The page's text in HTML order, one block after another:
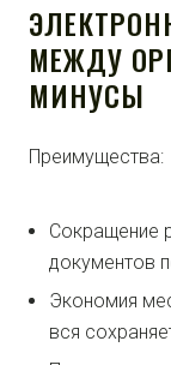
МЕЖДУ
МИНУСЫ
Преимущества:
Сокращение
документов
Экономия
вся